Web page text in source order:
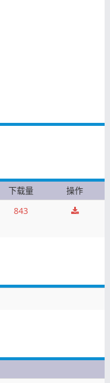
下载量
操作
843